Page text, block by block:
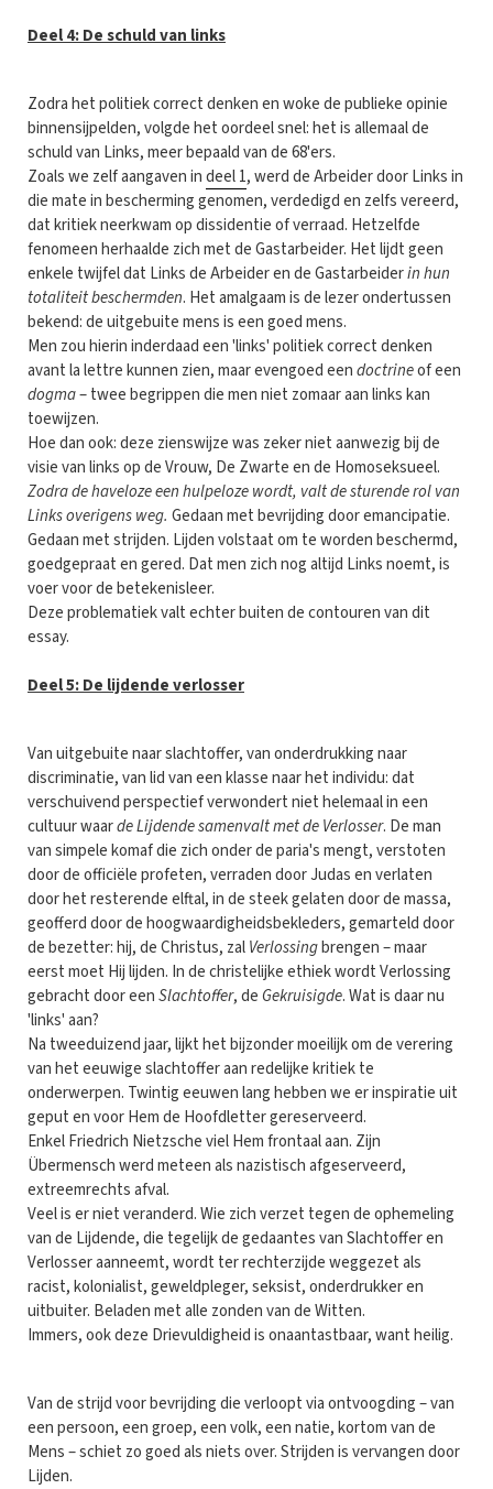
Deel 4: De schuld van links
Zodra het politiek correct denken en woke de publieke opinie
binnensijpelden, volgde het oordeel snel: het is allemaal de
schuld van Links, meer bepaald van de 68'ers.
Zoals we zelf aangaven indeel 1, werd de Arbeider door Links in
die mate in bescherming genomen, verdedigd en zelfs vereerd,
dat kritiek neerkwam op dissidentie of verraad. Hetzelfde
fenomeen herhaalde zich met de Gastarbeider. Het lijdt geen
enkele twijfel dat Links de Arbeider en de Gastarbeiderin hun
totaliteit beschermden. Het amalgaam is de lezer ondertussen
bekend: de uitgebuite mens is een goed mens.
Men zou hierin inderdaad een 'links' politiek correct denken
avant la lettre kunnen zien, maar evengoed eendoctrineof een
dogma– twee begrippen die men niet zomaar aan links kan
toewijzen.
Hoe dan ook: deze zienswijze was zeker niet aanwezig bij de
visie van links op de Vrouw, De Zwarte en de Homoseksueel.
Zodra de haveloze een hulpeloze wordt, valt de sturende rol van
Links overigens weg. Gedaan met bevrijding door emancipatie.
Gedaan met strijden. Lijden volstaat om te worden beschermd,
goedgepraat en gered. Dat men zich nog altijd Links noemt, is
voer voor de betekenisleer.
Deze problematiek valt echter buiten de contouren van dit
essay.
Deel 5: De lijdende verlosser
Van uitgebuite naar slachtoffer, van onderdrukking naar
discriminatie, van lid van een klasse naar het individu: dat
verschuivend perspectief verwondert niet helemaal in een
cultuur waarde Lijdende samenvalt met de Verlosser. De man
van simpele komaf die zich onder de paria's mengt, verstoten
door de officiële profeten, verraden door Judas en verlaten
door het resterende elftal, in de steek gelaten door de massa,
geofferd door de hoogwaardigheidsbekleders, gemarteld door
de bezetter: hij, de Christus, zalVerlossingbrengen – maar
eerst moet Hij lijden. In de christelijke ethiek wordt Verlossing
gebracht door eenSlachtoffer, deGekruisigde. Wat is daar nu
'links' aan?
Na tweeduizend jaar, lijkt het bijzonder moeilijk om de verering
van het eeuwige slachtoffer aan redelijke kritiek te
onderwerpen. Twintig eeuwen lang hebben we er inspiratie uit
geput en voor Hem de Hoofdletter gereserveerd.
Enkel Friedrich Nietzsche viel Hem frontaal aan. Zijn
Übermensch werd meteen als nazistisch afgeserveerd,
extreemrechts afval.
Veel is er niet veranderd. Wie zich verzet tegen de ophemeling
van de Lijdende, die tegelijk de gedaantes van Slachtoffer en
Verlosser aanneemt, wordt ter rechterzijde weggezet als
racist, kolonialist, geweldpleger, seksist, onderdrukker en
uitbuiter. Beladen met alle zonden van de Witten.
Immers, ook deze Drievuldigheid is onaantastbaar, want heilig.
Van de strijd voor bevrijding die verloopt via ontvoogding – van
een persoon, een groep, een volk, een natie, kortom van de
Mens – schiet zo goed als niets over. Strijden is vervangen door
Lijden.